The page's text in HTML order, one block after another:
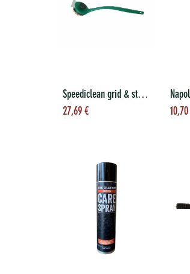
Toevoegen aan
winkelwagen
Speediclean grid & stone scrubber
27,69€
10,70